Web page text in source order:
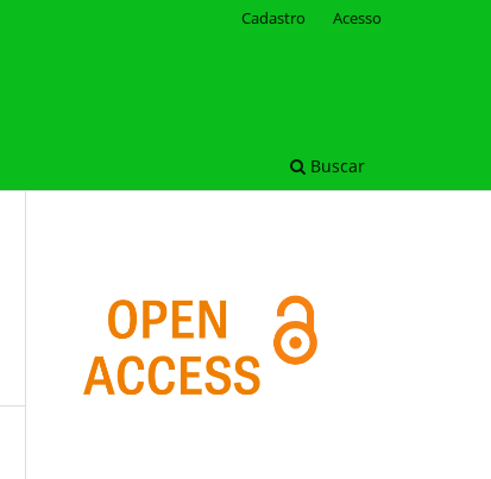
Buscar
Cadastro Acesso